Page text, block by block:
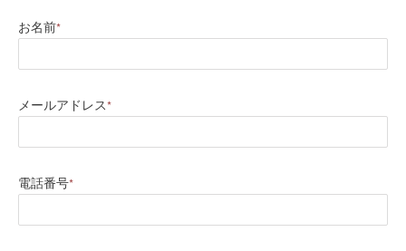
お名前*
メールアドレス*
電話番号*